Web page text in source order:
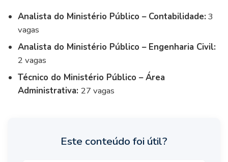
Analista do Ministério Público – Contabilidade: 3
vagas
Analista do Ministério Público – Engenharia Civil:
2 vagas
Técnico do Ministério Público – Área
Administrativa: 27 vagas
Este conteúdo foi útil?